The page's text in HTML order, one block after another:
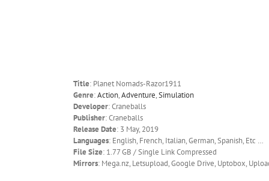
Title: Planet Nomads-Razor1911
Genre:Action,Adventure,Simulation
Developer: Craneballs
Publisher: Craneballs
Release Date: 3 May, 2019
Languages: English, French, Italian, German, Spanish, Etc …
File Size: 1.77 GB / Single Link Compressed
Mirrors: Mega.nz, Letsupload, Google Drive, Uptobox,